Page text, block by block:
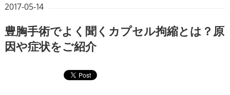
2017-05-14
豊胸手術でよく聞くカプセル拘縮とは？原
因や症状をご紹介